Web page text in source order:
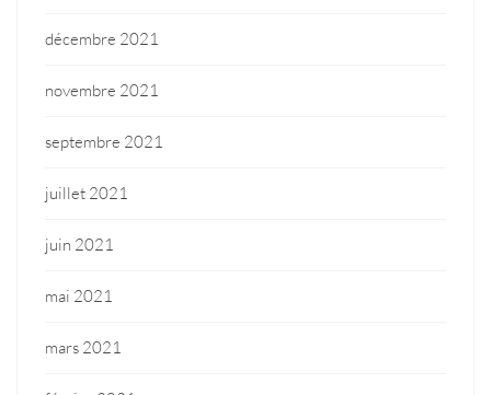
décembre 2021
novembre 2021
septembre 2021
juillet 2021
juin 2021
mai 2021
mars 2021